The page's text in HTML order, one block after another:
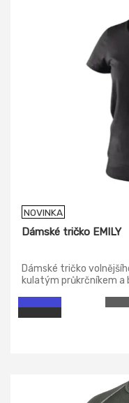
NOVINKA
Dámské tričko EMILY
Dámské tričko
kulatým průkrčníkem a